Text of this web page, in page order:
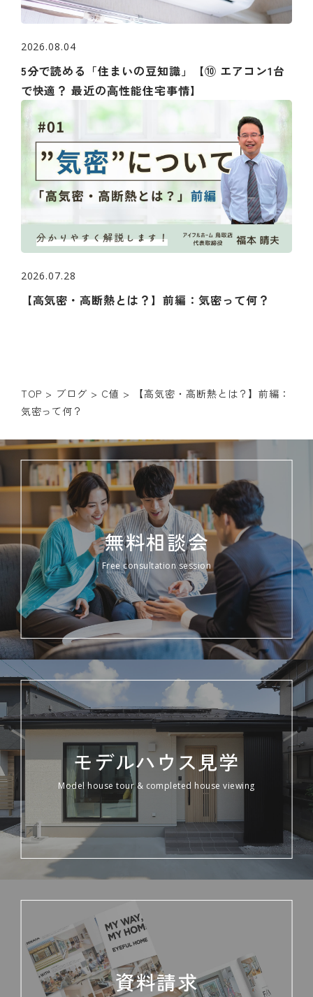
2026.08.04
5分で読める「住まいの豆知識」【⑩ エアコン1台
で快適？ 最近の⾼性能住宅事情】
2026.07.28
【高気密・高断熱とは？】前編：気密って何？
TOP > ブログ > C値 >
【高気密・高断熱とは？】前編：
気密って何？
無料相談会
Free consultation session
モデルハウス見学
Model house tour & completed house viewing
資料請求